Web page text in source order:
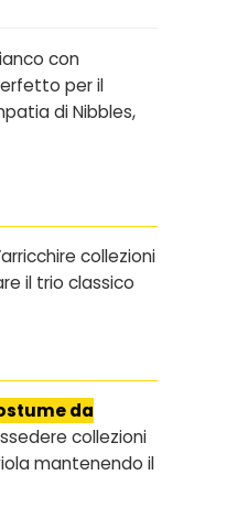
con
per il
di Nibbles,
collezioni
il trio classico
da
collezioni
mantenendo il